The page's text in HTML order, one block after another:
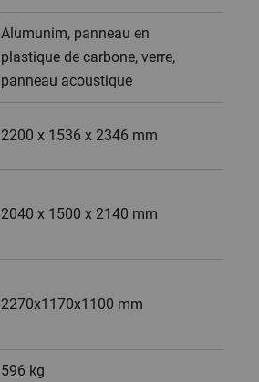
Alumunim, panneau en
plastique de carbone, verre,
panneau acoustique
2200 x 1536 x 2346 mm
2040 x 1500 x 2140 mm
2270x1170x1100 mm
596 kg